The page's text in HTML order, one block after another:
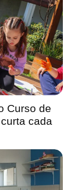
Curso de
cada